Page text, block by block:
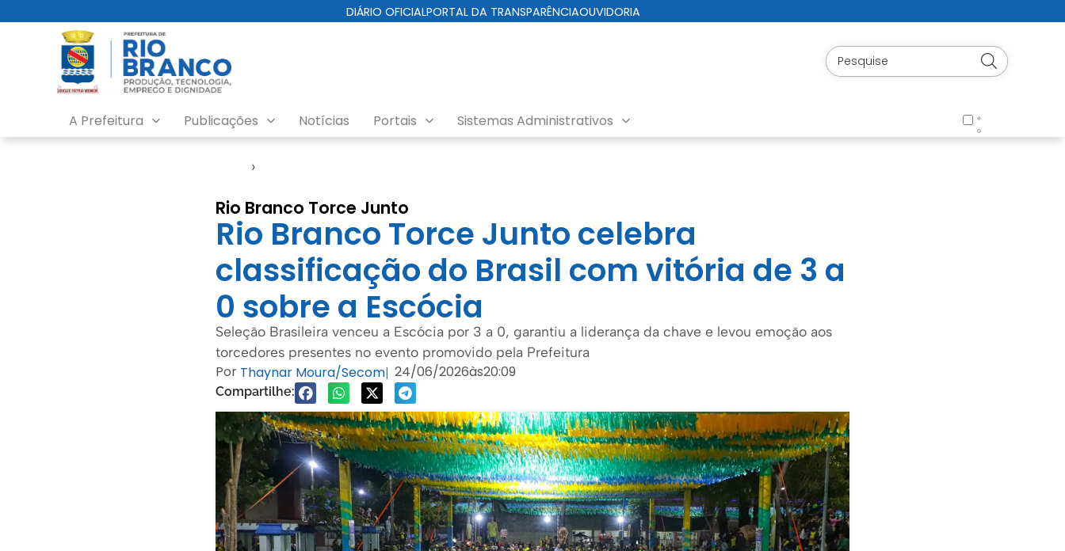
DIÁRIO OFICIALPORTAL DA TRANSPARÊNCIAOUVIDORIA
A Prefeitura Publicações Notícias Portais Sistemas Administrativos
›
Rio Branco Torce Junto
Rio Branco Torce Junto celebra
classificação do Brasil com vitória de 3 a
0 sobre a Escócia
Seleção Brasileira venceu a Escócia por 3 a 0, garantiu a liderança da chave e levou emoção aos
torcedores presentes no evento promovido pela Prefeitura
Por Thaynar Moura/Secom| 24/06/2026às20:09
Compartilhe: